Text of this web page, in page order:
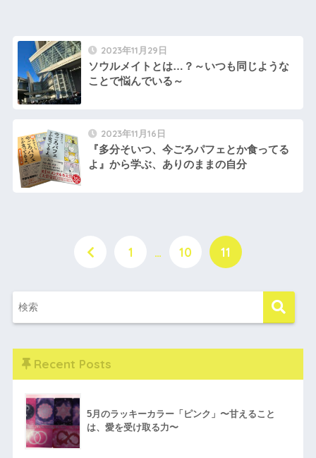
2023年11月29日
ソウルメイトとは…？～いつも同じような
ことで悩んでいる～
2023年11月16日
『多分そいつ、今ごろパフェとか食ってる
よ』から学ぶ、ありのままの自分
1 … 10 11
Recent Posts
5月のラッキーカラー「ピンク」〜甘えること
は、愛を受け取る力〜